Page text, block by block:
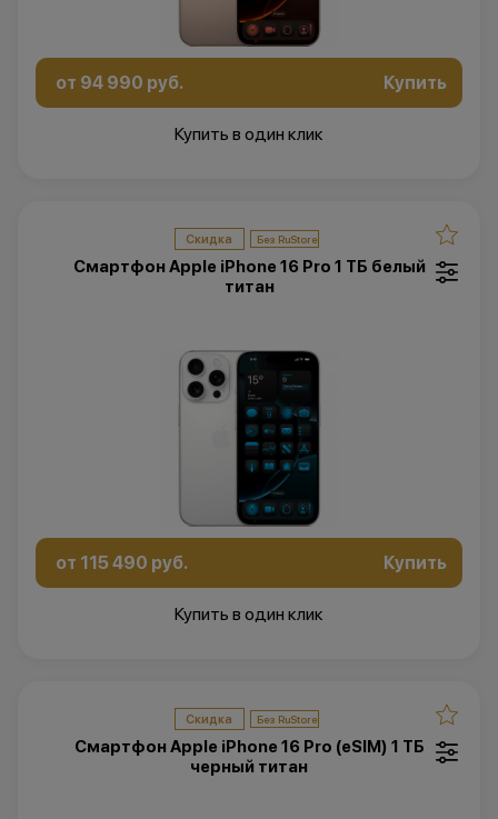
от 94 990 руб. Купить
Купить в один клик
Скидка
Смартфон Apple iPhone 16 Pro 1 ТБ белый
титан
от 115 490 руб. Купить
Купить в один клик
Скидка
Смартфон Apple iPhone 16 Pro (eSIM) 1 ТБ
черный титан